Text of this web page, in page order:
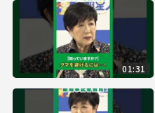
01:31